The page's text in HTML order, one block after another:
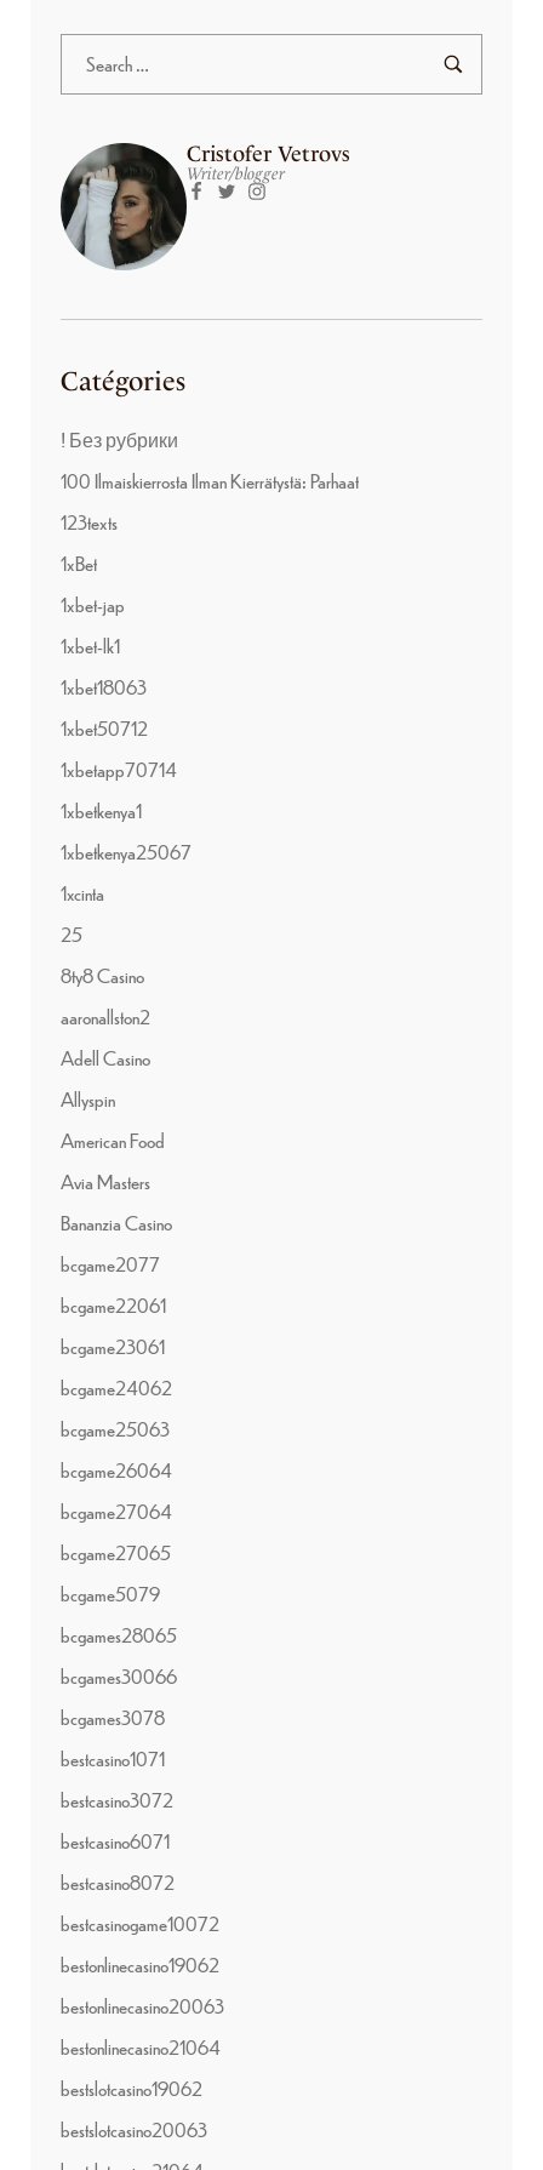
Cristofer Vetrovs
Writer/blogger
Catégories
! Без рубрики
100 Ilmaiskierrosta Ilman Kierrätystä: Parhaat
123texts
1xBet
1xbet-jap
1xbet-lk1
1xbet18063
1xbet50712
1xbetapp70714
1xbetkenya1
1xbetkenya25067
1xcinta
25
8ty8 Casino
aaronallston2
Adell Casino
Allyspin
American Food
Avia Masters
Bananzia Casino
bcgame2077
bcgame22061
bcgame23061
bcgame24062
bcgame25063
bcgame26064
bcgame27064
bcgame27065
bcgame5079
bcgames28065
bcgames30066
bcgames3078
bestcasino1071
bestcasino3072
bestcasino6071
bestcasino8072
bestcasinogame10072
bestonlinecasino19062
bestonlinecasino20063
bestonlinecasino21064
bestslotcasino19062
bestslotcasino20063